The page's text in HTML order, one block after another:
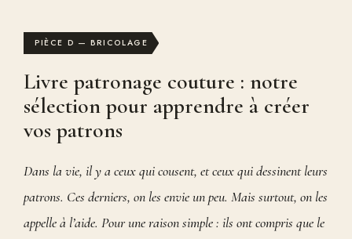
PIÈCE D — BRICOLAGE
Livre patronage couture : notre
sélection pour apprendre à créer
vos patrons
Dans la vie, il y a ceux qui cousent, et ceux qui dessinent leurs
patrons. Ces derniers, on les envie un peu. Mais surtout, on les
appelle à l’aide. Pour une raison simple : ils ont compris que le